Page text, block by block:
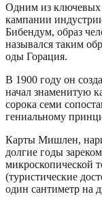
Одним из ключевых
кампании
Бибендум, образ
назывался таким
оды Горация.
В 1900 году он
начал знаменитую
сорока семи
гениальному
Карты Мишлен,
долгие годы
микроскопической
(туристические
один сантиметр на